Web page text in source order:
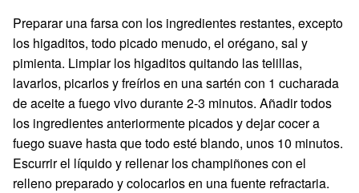
Preparar una farsa con los ingredientes restantes, excepto
los higaditos, todo picado menudo, el orégano, sal y
pimienta. Limpiar los higaditos quitando las telillas,
lavarlos, picarlos y freírlos en una sartén con 1 cucharada
de aceite a fuego vivo durante 2-3 minutos. Añadir todos
los ingredientes anteriormente picados y dejar cocer a
fuego suave hasta que todo esté blando, unos 10 minutos.
Escurrir el líquido y rellenar los champiñones con el
relleno preparado y colocarlos en una fuente refractaria.